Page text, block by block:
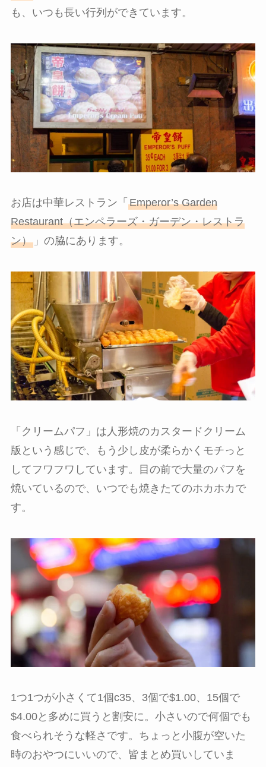
も、いつも長い行列ができています。
お店は中華レストラン「 Emperor’s Garden
Restaurant（エンペラーズ・ガーデン・レストラ
ン）」の脇にあります。
「クリームパフ」は人形焼のカスタードクリーム
版という感じで、もう少し皮が柔らかくモチっと
してフワフワしています。目の前で大量のパフを
焼いているので、いつでも焼きたてのホカホカで
す。
1つ1つが小さくて1個c35、3個で$1.00、15個で
$4.00と多めに買うと割安に。小さいので何個でも
食べられそうな軽さです。ちょっと小腹が空いた
時のおやつにいいので、皆まとめ買いしていま